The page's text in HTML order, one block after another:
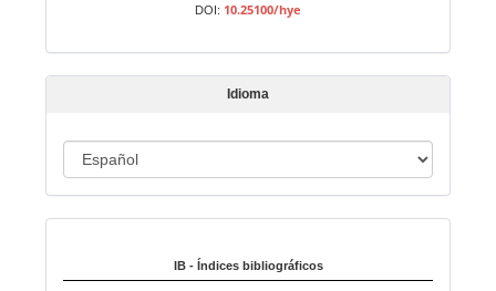
t
í
o
DOI: 10.25100/hye
Idioma
d
m
IB - Índices bibliográficos